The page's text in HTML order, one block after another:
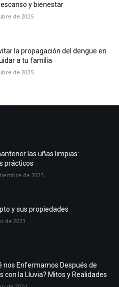
y bienestar
de 2025
la propagación del dengue en
a tu familia
de 2025
las uñas limpias:
prácticos
de 2025
y sus propiedades
de 2023
nos Enfermamos Después de
con la Lluvia? Mitos y Realidades